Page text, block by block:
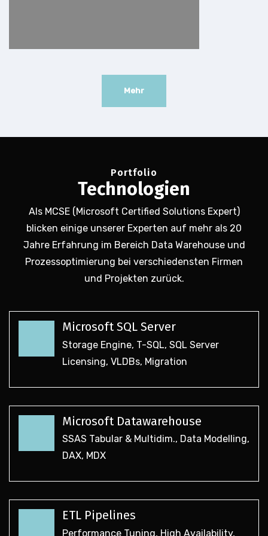
Mehr
Portfolio
Technologien
Als MCSE (Microsoft Certified Solutions Expert)
blicken einige unserer Experten auf mehr als 20
Jahre Erfahrung im Bereich Data Warehouse und
Prozessoptimierung bei verschiedensten Firmen
und Projekten zurück.
Microsoft SQL Server
Storage Engine, T-SQL, SQL Server
Licensing, VLDBs, Migration
Microsoft Datawarehouse
SSAS Tabular & Multidim., Data Modelling,
DAX, MDX
ETL Pipelines
Performance Tuning, High Availability,